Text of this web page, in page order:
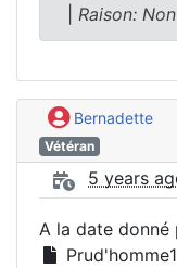
Raison:
Bernadette
Vétéran
5 years
A la date donné